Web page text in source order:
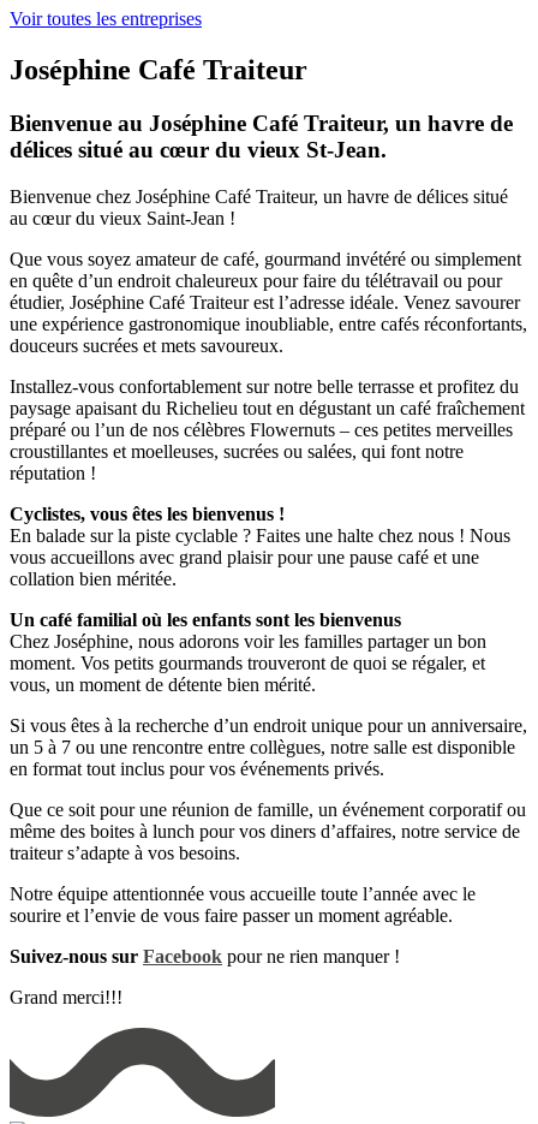
Voir toutes les entreprises
Joséphine Café Traiteur
Bienvenue au Joséphine Café Traiteur, un havre de
délices situé au cœur du vieux St-Jean.
Bienvenue chez Joséphine Café Traiteur, un havre de délices situé
au cœur du vieux Saint-Jean !
Que vous soyez amateur de café, gourmand invétéré ou simplement
en quête d’un endroit chaleureux pour faire du télétravail ou pour
étudier, Joséphine Café Traiteur est l’adresse idéale. Venez savourer
une expérience gastronomique inoubliable, entre cafés réconfortants,
douceurs sucrées et mets savoureux.
Installez-vous confortablement sur notre belle terrasse et profitez du
paysage apaisant du Richelieu tout en dégustant un café fraîchement
préparé ou l’un de nos célèbres Flowernuts – ces petites merveilles
croustillantes et moelleuses, sucrées ou salées, qui font notre
réputation !
Cyclistes, vous êtes les bienvenus !
En balade sur la piste cyclable ? Faites une halte chez nous ! Nous
vous accueillons avec grand plaisir pour une pause café et une
collation bien méritée.
Un café familial où les enfants sont les bienvenus
Chez Joséphine, nous adorons voir les familles partager un bon
moment. Vos petits gourmands trouveront de quoi se régaler, et
vous, un moment de détente bien mérité.
Si vous êtes à la recherche d’un endroit unique pour un anniversaire,
un 5 à 7 ou une rencontre entre collègues, notre salle est disponible
en format tout inclus pour vos événements privés.
Que ce soit pour une réunion de famille, un événement corporatif ou
même des boites à lunch pour vos diners d’affaires, notre service de
traiteur s’adapte à vos besoins.
Notre équipe attentionnée vous accueille toute l’année avec le
sourire et l’envie de vous faire passer un moment agréable.
Suivez-nous sur Facebook pour ne rien manquer !
Grand merci!!!